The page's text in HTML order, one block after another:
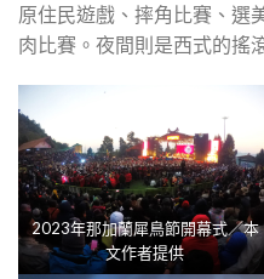
原住民遊戲、摔角比賽、選
肉比賽。夜間則是西式的搖
2023年那加蘭犀鳥節開幕式／本
文作者提供